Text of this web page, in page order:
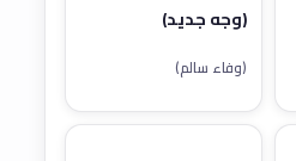
(وجه جديد)
(وفاء سالم)